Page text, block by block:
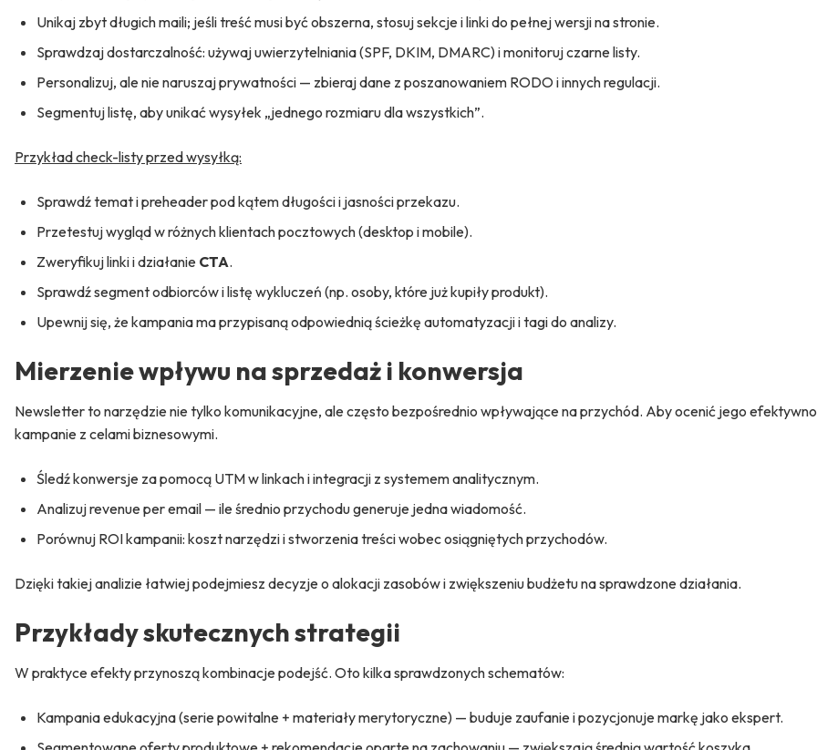
Unikaj zbyt długich maili; jeśli treść musi być obszerna, stosuj sekcje i linki do pełnej wersji na stronie.
Sprawdzaj dostarczalność: używaj uwierzytelniania (SPF, DKIM, DMARC) i monitoruj czarne listy.
Personalizuj, ale nie naruszaj prywatności — zbieraj dane z poszanowaniem RODO i innych regulacji.
Segmentuj listę, aby unikać wysyłek „jednego rozmiaru dla wszystkich”.
Przykład check-listy przed wysyłką:
Sprawdź temat i preheader pod kątem długości i jasności przekazu.
Przetestuj wygląd w różnych klientach pocztowych (desktop i mobile).
Zweryfikuj linki i działanie CTA.
Sprawdź segment odbiorców i listę wykluczeń (np. osoby, które już kupiły produkt).
Upewnij się, że kampania ma przypisaną odpowiednią ścieżkę automatyzacji i tagi do analizy.
Mierzenie wpływu na sprzedaż i konwersja
Newsletter to narzędzie nie tylko komunikacyjne, ale często bezpośrednio wpływające na przychód. Aby ocenić jego
kampanie z celami biznesowymi.
Śledź konwersje za pomocą UTM w linkach i integracji z systemem analitycznym.
Analizuj revenue per email — ile średnio przychodu generuje jedna wiadomość.
Porównuj ROI kampanii: koszt narzędzi i stworzenia treści wobec osiągniętych przychodów.
Dzięki takiej analizie łatwiej podejmiesz decyzje o alokacji zasobów i zwiększeniu budżetu na sprawdzone działania.
Przykłady skutecznych strategii
W praktyce efekty przynoszą kombinacje podejść. Oto kilka sprawdzonych schematów:
Kampania edukacyjna (serie powitalne + materiały merytoryczne) — buduje zaufanie i pozycjonuje markę jako ekspert.